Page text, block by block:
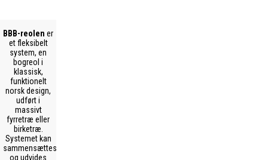
BBB-reolen er
et fleksibelt
system, en
bogreol i
klassisk,
funktionelt
norsk design,
udført i
massivt
fyrretræ eller
birketræ.
Systemet kan
sammensættes
og udvides